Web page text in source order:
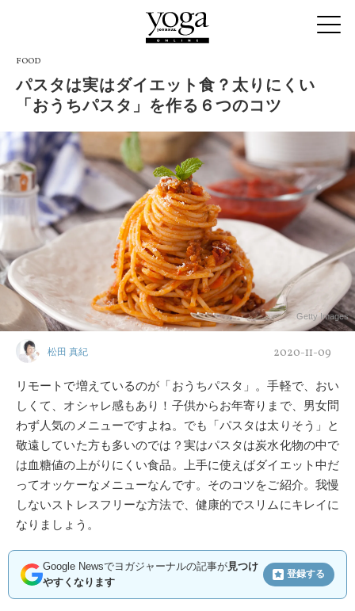
FOOD
パスタは実はダイエット食？太りにくい
「おうちパスタ」を作る６つのコツ
Getty Images
松田 真紀 2020-11-09
リモートで増えているのが「おうちパスタ」。手軽で、おい
しくて、オシャレ感もあり！子供からお年寄りまで、男女問
わず人気のメニューですよね。でも「パスタは太りそう」と
敬遠していた方も多いのでは？実はパスタは炭水化物の中で
は血糖値の上がりにくい食品。上手に使えばダイエット中だ
ってオッケーなメニューなんです。そのコツをご紹介。我慢
しないストレスフリーな方法で、健康的でスリムにキレイに
なりましょう。
Google Newsでヨガジャーナルの記事が見つけ
やすくなります
登録する